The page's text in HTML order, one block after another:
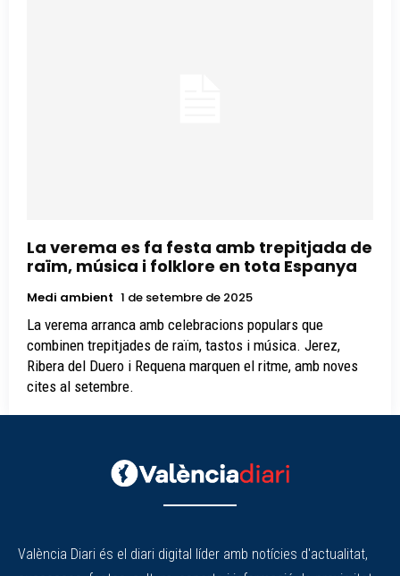
La verema es fa festa amb trepitjada de
raïm, música i folklore en tota Espanya
Medi ambient 1 de setembre de 2025
La verema arranca amb celebracions populars que
combinen trepitjades de raïm, tastos i música. Jerez,
Ribera del Duero i Requena marquen el ritme, amb noves
cites al setembre.
València Diari és el diari digital líder amb notícies d'actualitat,